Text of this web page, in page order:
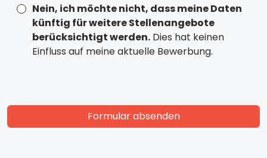
Nein, ich möchte nicht, dass meine Daten
künftig für weitere Stellenangebote
berücksichtigt werden. Dies hat keinen
Einfluss auf meine aktuelle Bewerbung.
Formular absenden